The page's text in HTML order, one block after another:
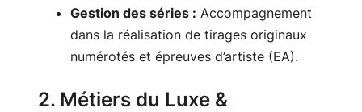
Gestion des séries : Accompagnement
dans la réalisation de tirages originaux
numérotés et épreuves d’artiste (EA).
2. Métiers du Luxe &